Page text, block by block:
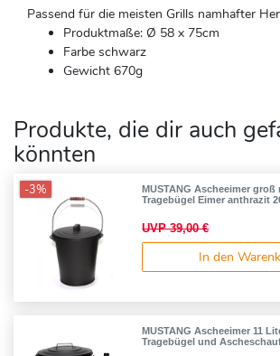
Passend für die meisten Grills namhafter
Produktmaße: Ø 58 x 75cm
Farbe schwarz
Gewicht 670g
Produkte, die dir auch
könnten
-3%
MUSTANG Ascheeimer groß
Tragebügel Eimer anthrazit
UVP 39,00 €
In den
MUSTANG Ascheeimer 11
Tragebügel und